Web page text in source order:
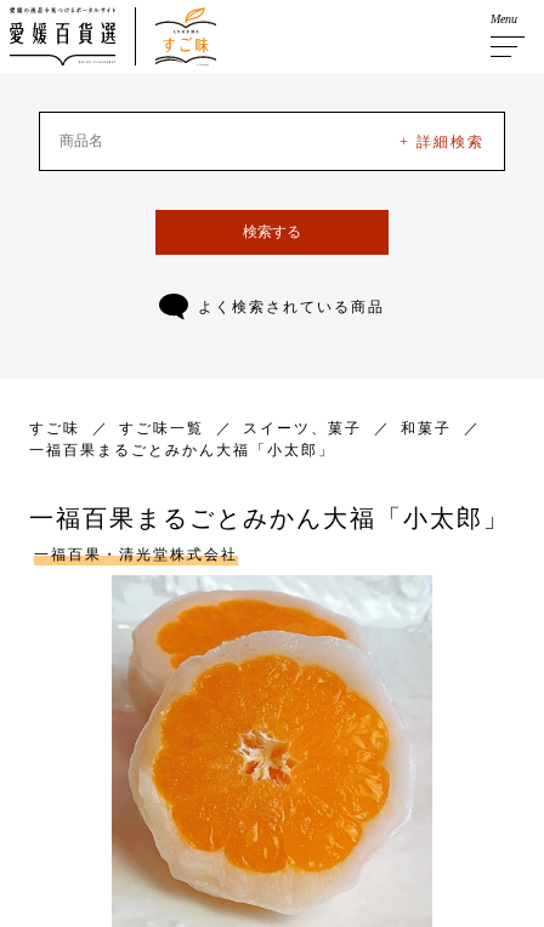
Menu
+ 詳細検索
検索する
よく検索されている商品
すご味 すご味一覧 スイーツ、菓子
和菓子
一福百果まるごとみかん大福「小太郎」
一福百果まるごとみかん大福「小太郎」
一福百果・清光堂株式会社